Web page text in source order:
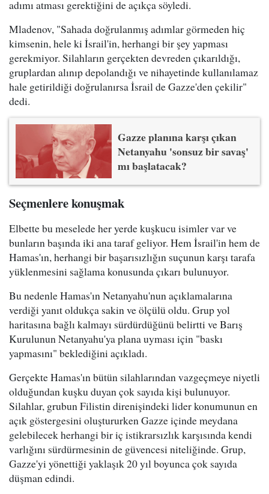
adımı atması gerektiğini de açıkça söyledi.
Mladenov, "Sahada doğrulanmış adımlar görmeden hiç
kimsenin, hele ki İsrail'in, herhangi bir şey yapması
gerekmiyor. Silahların gerçekten devreden çıkarıldığı,
gruplardan alınıp depolandığı ve nihayetinde kullanılamaz
hale getirildiği doğrulanırsa İsrail de Gazze'den çekilir"
dedi.
Gazze planına karşı çıkan
Netanyahu 'sonsuz bir savaş'
mı başlatacak?
Seçmenlere konuşmak
Elbette bu meselede her yerde kuşkucu isimler var ve
bunların başında iki ana taraf geliyor. Hem İsrail'in hem de
Hamas'ın, herhangi bir başarısızlığın suçunun karşı tarafa
yüklenmesini sağlama konusunda çıkarı bulunuyor.
Bu nedenle Hamas'ın Netanyahu'nun açıklamalarına
verdiği yanıt oldukça sakin ve ölçülü oldu. Grup yol
haritasına bağlı kalmayı sürdürdüğünü belirtti ve Barış
Kurulunun Netanyahu'ya plana uyması için "baskı
yapmasını" beklediğini açıkladı.
Gerçekte Hamas'ın bütün silahlarından vazgeçmeye niyetli
olduğundan kuşku duyan çok sayıda kişi bulunuyor.
Silahlar, grubun Filistin direnişindeki lider konumunun en
açık göstergesini oluştururken Gazze içinde meydana
gelebilecek herhangi bir iç istikrarsızlık karşısında kendi
varlığını sürdürmesinin de güvencesi niteliğinde. Grup,
Gazze'yi yönettiği yaklaşık 20 yıl boyunca çok sayıda
düşman edindi.